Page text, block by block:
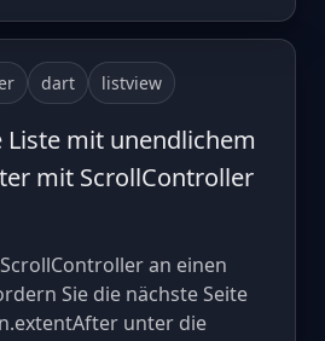
dart listview
Liste mit unendlichem
mit ScrollController
an einen
Sie die nächste Seite
unter die